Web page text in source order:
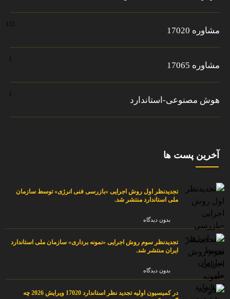
مشاوره 17020
155
مشاوره 17065
هوش مصنوعی-استاندارد
آخرین پست ها
تجدیدنظر اول روش اجرایی «بازرسی فنی انرژی» توسط سازمان
ملی استاندارد منتشر شد.
بدون دیدگاه
تجدیدنظر سوم روش اجرایی «نمونه برداری» سازمان ملی استاندارد
ایران منتشر شد.
بدون دیدگاه
در کمیسیون اولیه تجدید نظر استاندارد 17020 ویرایش 2026 چه